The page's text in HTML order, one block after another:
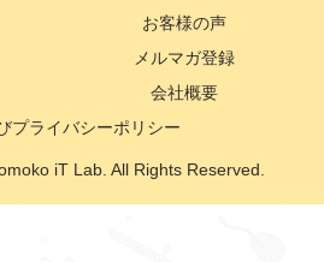
お客様の声
メルマガ登録
会社概要
プライバシーポリシー
iT Lab. All Rights Reserved.